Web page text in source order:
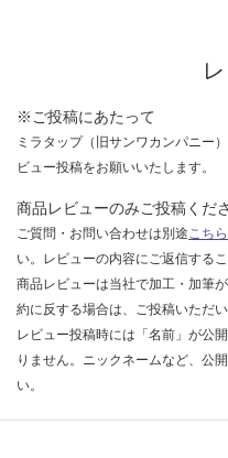
※ご投稿にあたって
ミラタップ（旧サンワカンパニー
ビュー投稿をお願いいたします。
商品レビューのみご投稿くださ
ご質問・お問い合わせは別途こち
い。レビューの内容にご返信する
商品レビューは当社で加工・加筆
約に反する場合は、ご投稿いただ
レビュー投稿時には「名前」が公
りません。ニックネームなど、公
い。